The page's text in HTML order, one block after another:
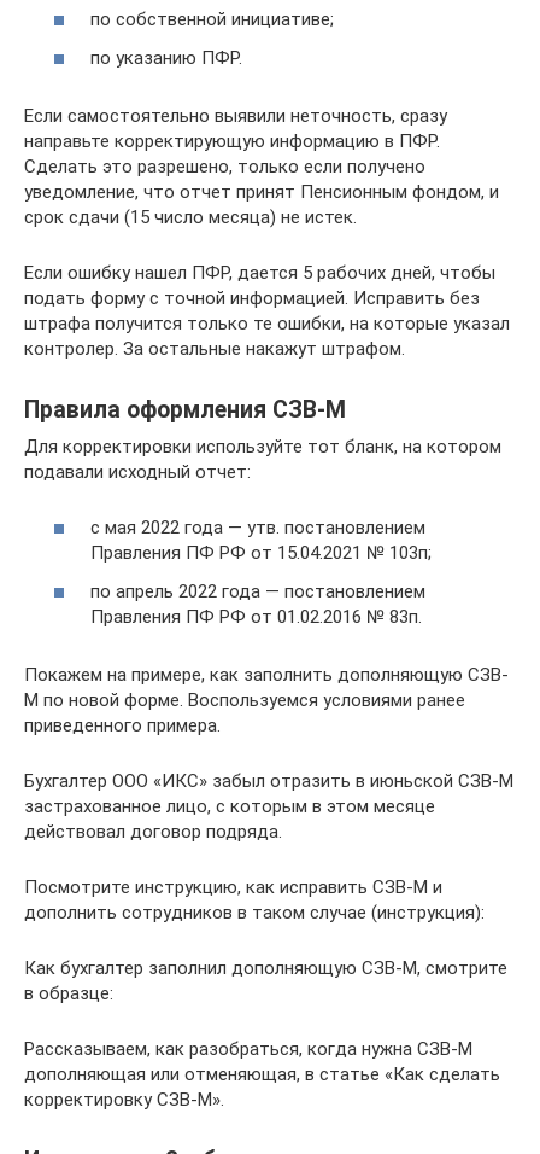
по собственной инициативе;
по указанию ПФР.
Если самостоятельно выявили неточность, сразу
направьте корректирующую информацию в ПФР.
Сделать это разрешено, только если получено
уведомление, что отчет принят Пенсионным фондом, и
срок сдачи (15 число месяца) не истек.
Если ошибку нашел ПФР, дается 5 рабочих дней, чтобы
подать форму с точной информацией. Исправить без
штрафа получится только те ошибки, на которые указал
контролер. За остальные накажут штрафом.
Правила оформления СЗВ-М
Для корректировки используйте тот бланк, на котором
подавали исходный отчет:
с мая 2022 года — утв. постановлением
Правления ПФ РФ от 15.04.2021 № 103п;
по апрель 2022 года — постановлением
Правления ПФ РФ от 01.02.2016 № 83п.
Покажем на примере, как заполнить дополняющую СЗВ-
М по новой форме. Воспользуемся условиями ранее
приведенного примера.
Бухгалтер ООО «ИКС» забыл отразить в июньской СЗВ-М
застрахованное лицо, с которым в этом месяце
действовал договор подряда.
Посмотрите инструкцию, как исправить СЗВ-М и
дополнить сотрудников в таком случае (инструкция):
Как бухгалтер заполнил дополняющую СЗВ-М, смотрите
в образце:
Рассказываем, как разобраться, когда нужна СЗВ-М
дополняющая или отменяющая, в статье «Как сделать
корректировку СЗВ-М».